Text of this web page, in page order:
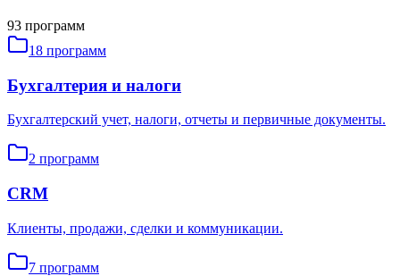
93 программ
18 программ
Бухгалтерия и налоги
Бухгалтерский учет, налоги, отчеты и первичные документы.
2 программ
CRM
Клиенты, продажи, сделки и коммуникации.
7 программ